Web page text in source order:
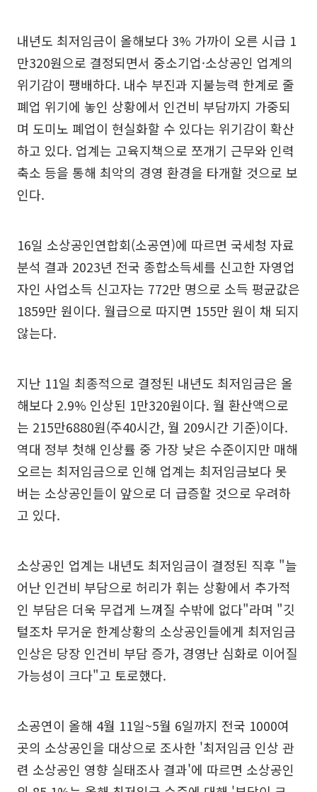
내년도 최저임금이 올해보다 3% 가까이 오른 시급 1
만320원으로 결정되면서 중소기업·소상공인 업계의
위기감이 팽배하다. 내수 부진과 지불능력 한계로 줄
폐업 위기에 놓인 상황에서 인건비 부담까지 가중되
며 도미노 폐업이 현실화할 수 있다는 위기감이 확산
하고 있다. 업계는 고육지책으로 쪼개기 근무와 인력
축소 등을 통해 최악의 경영 환경을 타개할 것으로 보
인다.
16일 소상공인연합회(소공연)에 따르면 국세청 자료
분석 결과 2023년 전국 종합소득세를 신고한 자영업
자인 사업소득 신고자는 772만 명으로 소득 평균값은
1859만 원이다. 월급으로 따지면 155만 원이 채 되지
않는다.
지난 11일 최종적으로 결정된 내년도 최저임금은 올
해보다 2.9% 인상된 1만320원이다. 월 환산액으로
는 215만6880원(주40시간, 월 209시간 기준)이다.
역대 정부 첫해 인상률 중 가장 낮은 수준이지만 매해
오르는 최저임금으로 인해 업계는 최저임금보다 못
버는 소상공인들이 앞으로 더 급증할 것으로 우려하
고 있다.
소상공인 업계는 내년도 최저임금이 결정된 직후 "늘
어난 인건비 부담으로 허리가 휘는 상황에서 추가적
인 부담은 더욱 무겁게 느껴질 수밖에 없다"라며 "깃
털조차 무거운 한계상황의 소상공인들에게 최저임금
인상은 당장 인건비 부담 증가, 경영난 심화로 이어질
가능성이 크다"고 토로했다.
소공연이 올해 4월 11일~5월 6일까지 전국 1000여
곳의 소상공인을 대상으로 조사한 '최저임금 인상 관
련 소상공인 영향 실태조사 결과'에 따르면 소상공인